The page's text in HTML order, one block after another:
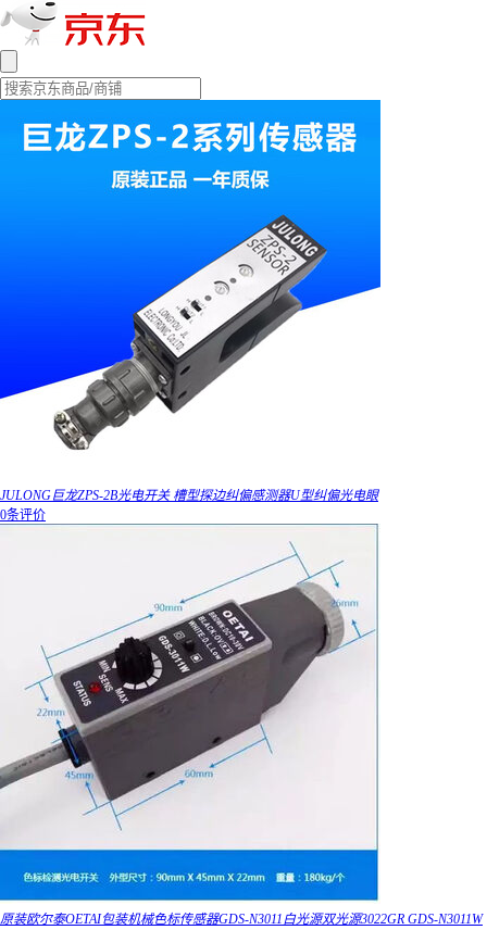
JULONG巨龙ZPS-2B光电开关 槽型探边纠偏感测器U型纠偏光电眼
0条评价
原装欧尔泰OETAI包装机械色标传感器GDS-N3011白光源双光源3022GR GDS-N3011W